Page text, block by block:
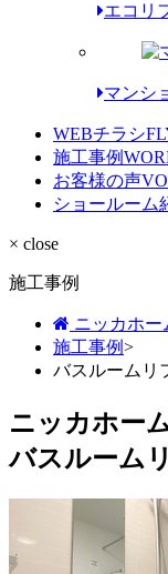
エコリ
マンシ
WEBチラシ
施工事例
お客様の声
ショールーム
× close
施工事例
ニッカホー
施工事例>
バスルームリ
ニッカホー
バスルーム